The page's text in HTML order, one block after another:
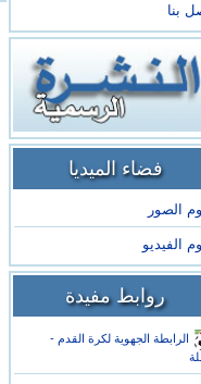
بنا
فضاء الميديا
الصور
الفيديو
روابط مفيدة
الرابطة الجهوية لكرة القدم -